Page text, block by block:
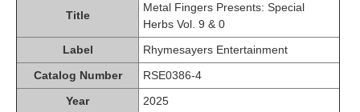
Title
Metal Fingers Presents: Special
Herbs Vol. 9 & 0
Label
Rhymesayers Entertainment
Catalog Number
RSE0386-4
Year
2025